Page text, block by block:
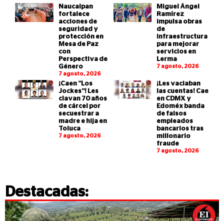
Naucalpan
fortalece
acciones de
seguridad y
protección en
Mesa de Paz
con
Perspectiva de
Género
7 agosto, 2026
Miguel Ángel
Ramírez
impulsa obras
de
infraestructura
para mejorar
servicios en
Lerma
7 agosto, 2026
¡Caen “Los
Jockes”! Les
clavan 70 años
de cárcel por
secuestrar a
madre e hija en
Toluca
7 agosto, 2026
¡Les vaciaban
las cuentas! Cae
en CDMX y
Edoméx banda
de falsos
empleados
bancarios tras
millonario
fraude
7 agosto, 2026
Destacadas: